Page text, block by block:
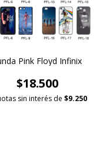
Pink Floyd Infinix
$18.500
sin interés de $9.250